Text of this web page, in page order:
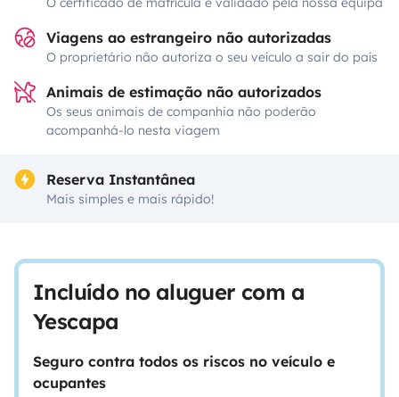
Viagens ao estrangeiro não autorizadas
O proprietário não autoriza o seu veículo a sair do país
Animais de estimação não autorizados
Os seus animais de companhia não poderão
acompanhá-lo nesta viagem
Reserva Instantânea
Mais simples e mais rápido!
Incluído no aluguer com a
Yescapa
Seguro contra todos os riscos no veículo e
ocupantes